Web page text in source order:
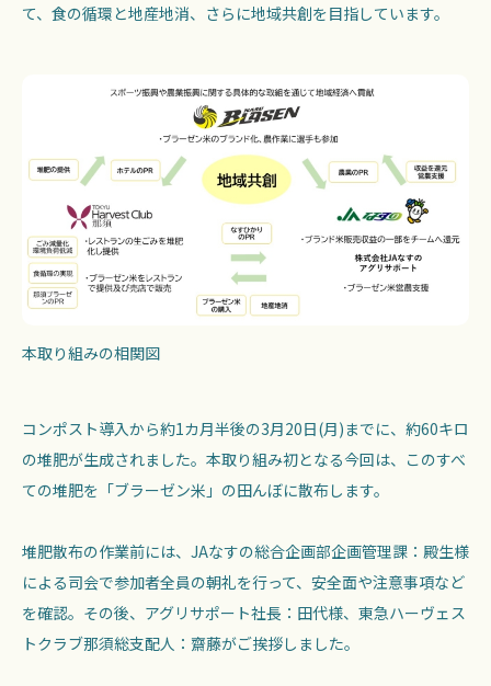
て、食の循環と地産地消、さらに地域共創を目指しています。
本取り組みの相関図
コンポスト導入から約1カ月半後の3月20日(月)までに、約60キロ
の堆肥が生成されました。本取り組み初となる今回は、このすべ
ての堆肥を「ブラーゼン米」の田んぼに散布します。
堆肥散布の作業前には、JAなすの総合企画部企画管理課：殿生様
による司会で参加者全員の朝礼を行って、安全面や注意事項など
を確認。その後、アグリサポート社長：田代様、東急ハーヴェス
トクラブ那須総支配人：齋藤がご挨拶しました。